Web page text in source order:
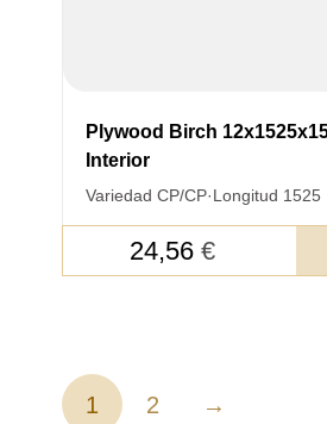
Plywood Birch
Interior
Variedad CP/CP·Longitud 1525
24,56€
1 2 →
Acepto el